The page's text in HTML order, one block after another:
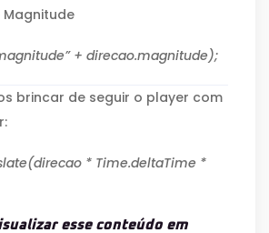
+ direcao.magnitude);
brincar de seguir o player com
* Time.deltaTime *
esse conteúdo em